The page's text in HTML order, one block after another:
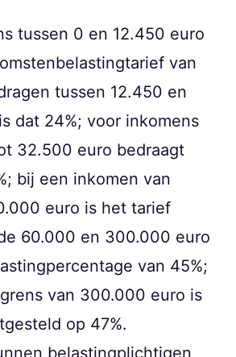
tussen 0 en 12.450 euro
van
tussen 12.450 en
dat 24%; voor inkomens
32.500 euro bedraagt
bij een inkomen van
euro is het tarief
60.000 en 300.000 euro
van 45%;
van 300.000 euro is
op 47%.